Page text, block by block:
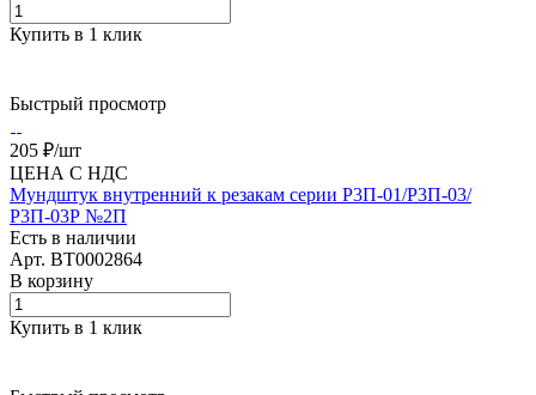
Купить в 1 клик
Быстрый просмотр
205 ₽/шт
ЦЕНА С НДС
Мундштук внутренний к резакам серии Р3П-01/Р3П-03/
Р3П-03Р №2П
Есть в наличии
Арт. BT0002864
В корзину
Купить в 1 клик